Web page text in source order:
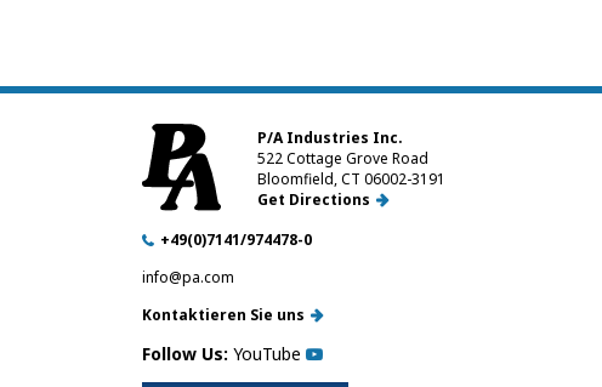
P/A Industries Inc.
522 Cottage Grove Road
Bloomfield, CT 06002-3191
Get Directions
+49(0)7141/974478-0
info@pa.com
Kontaktieren Sie uns
Follow Us: YouTube